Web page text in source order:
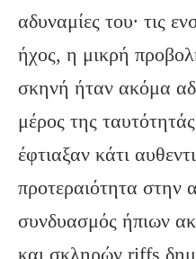
αδυναμίες του· τις
ήχος, η μικρή
σκηνή ήταν ακόμα
μέρος της
έφτιαξαν κάτι
προτεραιότητα στην
συνδυασμός ήπιων
και σκληρών riffs